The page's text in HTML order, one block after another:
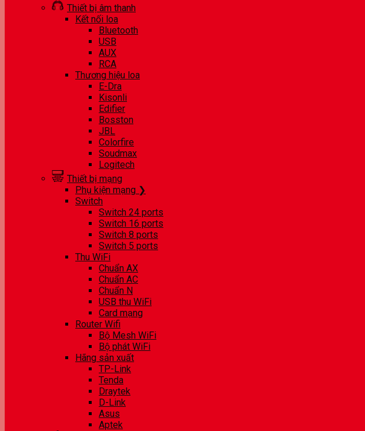
Thiết bị âm thanh
Kết nối loa
Bluetooth
USB
AUX
RCA
Thương hiệu loa
E-Dra
Kisonli
Edifier
Bosston
JBL
Colorfire
Soudmax
Logitech
Thiết bị mạng
Phụ kiện mạng ❯
Switch
Switch 24 ports
Switch 16 ports
Switch 8 ports
Switch 5 ports
Thu WiFi
Chuẩn AX
Chuẩn AC
Chuẩn N
USB thu WiFi
Card mạng
Router Wifi
Bộ Mesh WiFi
Bộ phát WiFi
Hãng sản xuất
TP-Link
Tenda
Draytek
D-Link
Asus
Aptek